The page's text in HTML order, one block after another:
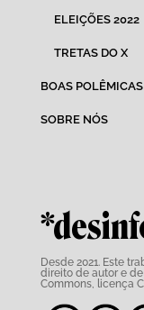
ELEIÇÕES 2022
TRETAS DO X
BOAS POLÊMICAS
SOBRE NÓS
Desde 2021. Este
direito de autor e
Commons,
licença